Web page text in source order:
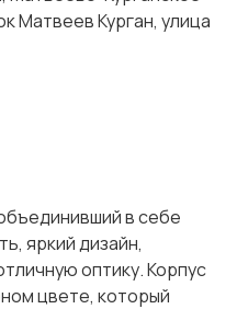
Матвеев Курган, улица
в себе
яркий дизайн,
оптику. Корпус
цвете, который